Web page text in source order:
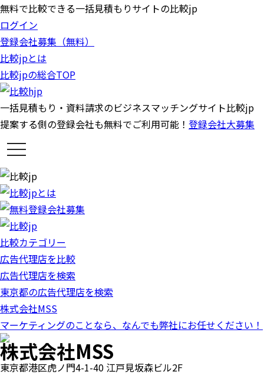
無料で比較できる一括見積もりサイトの比較jp
ログイン
登録会社募集（無料）
比較jpとは
比較jpの総合TOP
一括見積もり・資料請求のビジネスマッチングサイト比較jp
提案する側の登録会社も無料でご利用可能！ 登録会社大募集
t
o
g
l
e
n
a
i
a
i
o
n
比較カテゴリー
広告代理店を比較
広告代理店を検索
東京都の広告代理店を検索
株式会社MSS
マーケティングのことなら、なんでも弊社にお任せください！
株式会社MSS
東京都港区虎ノ門4-1-40 江戸見坂森ビル2F